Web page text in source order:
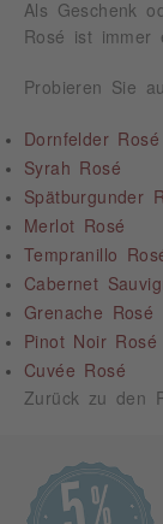
Als Geschenk
Rosé ist immer
Probieren Sie
Dornfelder Rosé
Syrah Rosé
Spätburgunder
Merlot Rosé
Tempranillo
Cabernet
Grenache Rosé
Pinot Noir Rosé
Cuvée Rosé
Zurück zu den